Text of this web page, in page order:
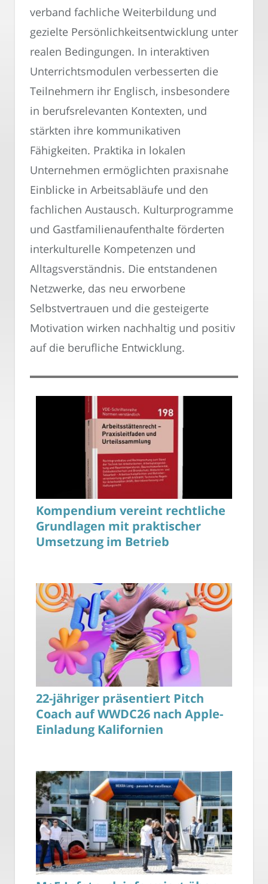
verband fachliche Weiterbildung und
gezielte Persönlichkeitsentwicklung unter
realen Bedingungen. In interaktiven
Unterrichtsmodulen verbesserten die
Teilnehmern ihr Englisch, insbesondere
in berufsrelevanten Kontexten, und
stärkten ihre kommunikativen
Fähigkeiten. Praktika in lokalen
Unternehmen ermöglichten praxisnahe
Einblicke in Arbeitsabläufe und den
fachlichen Austausch. Kulturprogramme
und Gastfamilienaufenthalte förderten
interkulturelle Kompetenzen und
Alltagsverständnis. Die entstandenen
Netzwerke, das neu erworbene
Selbstvertrauen und die gesteigerte
Motivation wirken nachhaltig und positiv
auf die berufliche Entwicklung.
Kompendium vereint rechtliche
Grundlagen mit praktischer
Umsetzung im Betrieb
22-jähriger präsentiert Pitch
Coach auf WWDC26 nach Apple-
Einladung Kalifornien